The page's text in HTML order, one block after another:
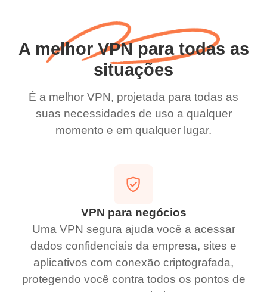
A melhor VPN para todas as
situações
É a melhor VPN, projetada para todas as
suas necessidades de uso a qualquer
momento e em qualquer lugar.
VPN para negócios
Uma VPN segura ajuda você a acessar
dados confidenciais da empresa, sites e
aplicativos com conexão criptografada,
protegendo você contra todos os pontos de